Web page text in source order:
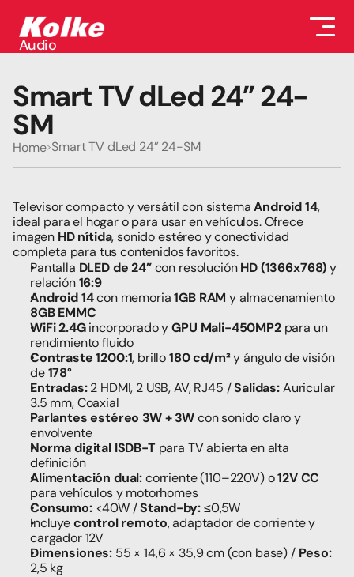
Audio
Auriculares
Conectividad
Gaming
Seguridad
Smart TV dLed 24” 24-
SM
Home Smart TV dLed 24” 24-SM
Televisor compacto y versátil con sistema Android 14,
ideal para el hogar o para usar en vehículos. Ofrece
imagen HD nítida, sonido estéreo y conectividad
completa para tus contenidos favoritos.
Pantalla DLED de 24” con resolución HD (1366x768) y
relación 16:9
Android 14 con memoria 1GB RAM
y almacenamiento
8GB EMMC
WiFi 2.4G incorporado y GPU Mali-450MP2 para un
rendimiento fluido
Contraste 1200:1, brillo 180 cd/m² y ángulo de visión
de 178°
Entradas: 2 HDMI, 2 USB, AV, RJ45 / Salidas: Auricular
3.5 mm, Coaxial
Parlantes estéreo 3W + 3W con sonido claro y
envolvente
Norma digital ISDB-T para TV abierta en alta
definición
Alimentación dual: corriente (110–220V) o 12V CC
para vehículos y motorhomes
Consumo: <40W / Stand-by: ≤0,5W
Incluye control remoto, adaptador de corriente y
cargador 12V
Dimensiones: 55 × 14,6 × 35,9 cm (con base) / Peso:
2,5 kg